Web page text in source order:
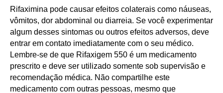
Rifaximina pode causar efeitos colaterais como náuseas,
vômitos, dor abdominal ou diarreia. Se você experimentar
algum desses sintomas ou outros efeitos adversos, deve
entrar em contato imediatamente com o seu médico.
Lembre-se de que Rifaxigem 550 é um medicamento
prescrito e deve ser utilizado somente sob supervisão e
recomendação médica. Não compartilhe este
medicamento com outras pessoas, mesmo que